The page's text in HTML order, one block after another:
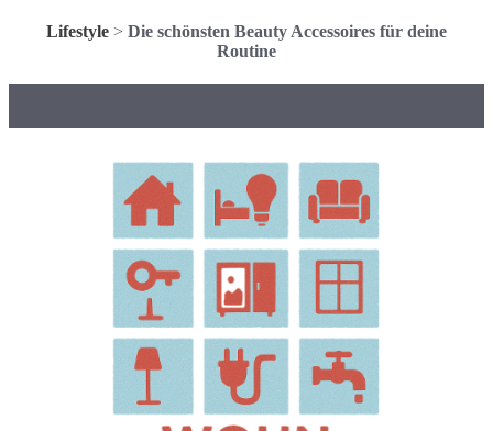
Lifestyle > Die schönsten Beauty Accessoires für deine
Routine